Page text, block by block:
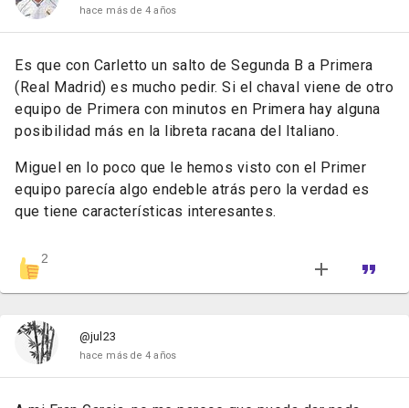
hace más de 4 años
Es que con Carletto un salto de Segunda B a Primera
(Real Madrid) es mucho pedir. Si el chaval viene de otro
equipo de Primera con minutos en Primera hay alguna
posibilidad más en la libreta racana del Italiano.
Miguel en lo poco que le hemos visto con el Primer
equipo parecía algo endeble atrás pero la verdad es
que tiene características interesantes.
2
@jul23
hace más de 4 años